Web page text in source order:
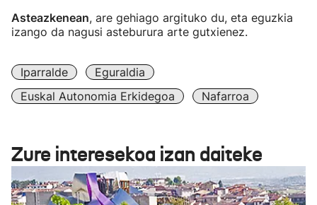
Asteazkenean, are gehiago argituko du, eta eguzkia
izango da nagusi asteburura arte gutxienez.
Iparralde
Eguraldia
Euskal Autonomia Erkidegoa
Nafarroa
Zure interesekoa izan daiteke